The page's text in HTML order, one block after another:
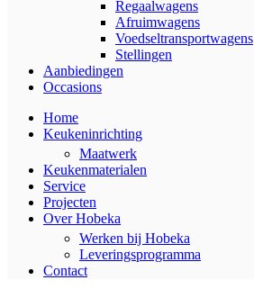
Regaalwagens
Afruimwagens
Voedseltransportwagens
Stellingen
Aanbiedingen
Occasions
Home
Keukeninrichting
Maatwerk
Keukenmaterialen
Service
Projecten
Over Hobeka
Werken bij Hobeka
Leveringsprogramma
Contact